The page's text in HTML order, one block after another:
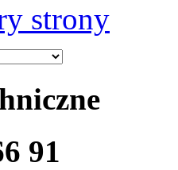
strony
91